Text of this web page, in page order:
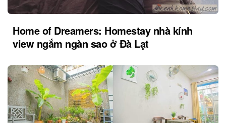
Home of Dreamers: Homestay nhà kính
view ngắm ngàn sao ở Đà Lạt